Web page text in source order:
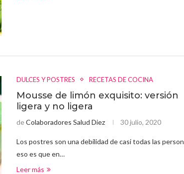
DULCES Y POSTRES RECETAS DE COCINA
Mousse de limón exquisito: versión
ligera y no ligera
deColaboradores Salud Diez 30 julio, 2020
Los postres son una debilidad de casi todas las
eso es que en…
Leer más